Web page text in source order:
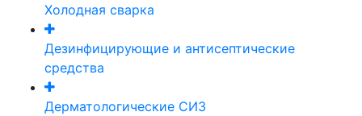
Холодная сварка
Дезинфицирующие и антисептические
средства
Дерматологические СИЗ